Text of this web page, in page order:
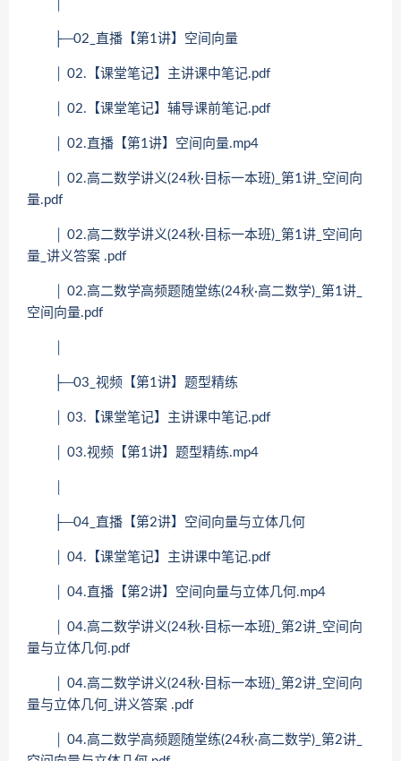
├─02_直播【第1讲】空间向量
│ 02.【课堂笔记】主讲课中笔记.pdf
│ 02.【课堂笔记】辅导课前笔记.pdf
│ 02.直播【第1讲】空间向量.mp4
│ 02.高二数学讲义(24秋·目标一本班)_第1讲_空间向
量.pdf
│ 02.高二数学讲义(24秋·目标一本班)_第1讲_空间向
量_讲义答案 .pdf
│ 02.高二数学高频题随堂练(24秋·高二数学)_第1讲_
空间向量.pdf
├─03_视频【第1讲】题型精练
│ 03.【课堂笔记】主讲课中笔记.pdf
│ 03.视频【第1讲】题型精练.mp4
├─04_直播【第2讲】空间向量与立体几何
│ 04.【课堂笔记】主讲课中笔记.pdf
│ 04.直播【第2讲】空间向量与立体几何.mp4
│ 04.高二数学讲义(24秋·目标一本班)_第2讲_空间向
量与立体几何.pdf
│ 04.高二数学讲义(24秋·目标一本班)_第2讲_空间向
量与立体几何_讲义答案 .pdf
│ 04.高二数学高频题随堂练(24秋·高二数学)_第2讲_